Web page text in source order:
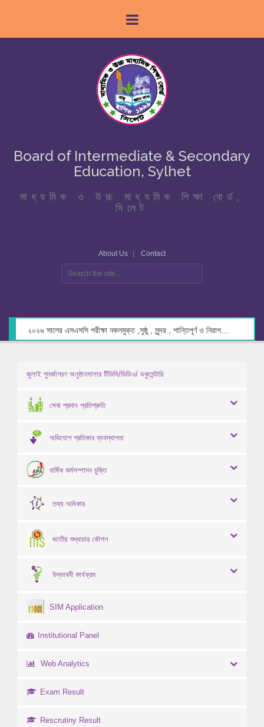
Board of Intermediate & Secondary
Education, Sylhet
মাধ্যমিক ও উচ্চ মাধ্যমিক শিক্ষা বোর্ড,
সিলেট
About Us Contact
জুলাই পুনর্জাগরণ অনুষ্ঠানমালার টিভিসি/ভিডিও/ ডকুমেন্টারি
সেবা প্রদান প্রতিশ্রুতি
অভিযোগ প্রতিকার ব্যবস্থাপনা
বার্ষিক কর্মসম্পাদন চুক্তি
তথ্য অধিকার
জাতীয় শুদ্ধাচার কৌশল
উদ্ভাবনী কার্যক্রম
SIM Application
Institutional Panel
Web Analytics
Exam Result
Rescrutiny Result